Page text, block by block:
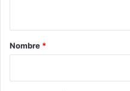
r
Nombre *